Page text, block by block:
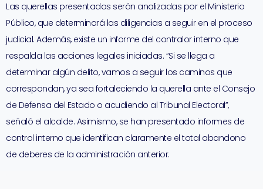
Las querellas presentadas serán analizadas por el Ministerio
Público, que determinará las diligencias a seguir en el proceso
judicial. Además, existe un informe del contralor interno que
respalda las acciones legales iniciadas. “Si se llega a
determinar algún delito, vamos a seguir los caminos que
correspondan, ya sea fortaleciendo la querella ante el Consejo
de Defensa del Estado o acudiendo al Tribunal Electoral”,
señaló el alcalde. Asimismo, se han presentado informes de
control interno que identifican claramente el total abandono
de deberes de la administración anterior.